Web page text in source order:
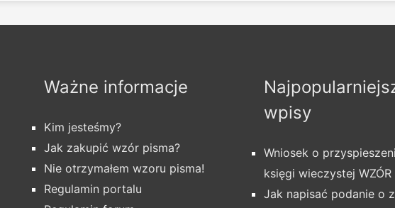
Ważne informacje
Kim jesteśmy?
Jak zakupić wzór pisma?
Nie otrzymałem wzoru pisma!
Regulamin portalu
wpisy
Wniosek o
księgi wieczystej WZÓR
Jak napisać podanie o